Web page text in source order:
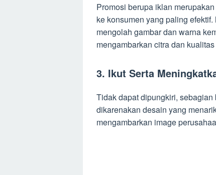
Promosi berupa iklan
ke konsumen yang paling
mengolah gambar dan warna
mengambarkan citra dan
3. Ikut Serta
Tidak dapat dipungkiri,
dikarenakan desain yang
mengambarkan image